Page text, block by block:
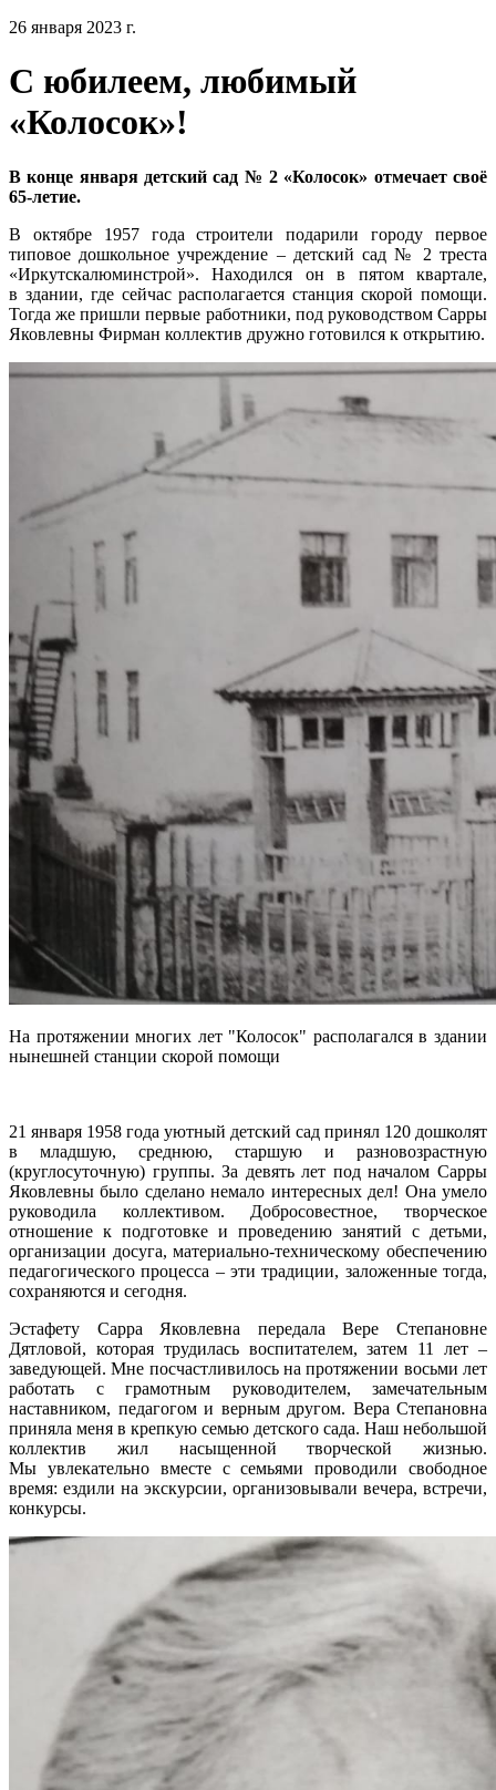
26 января 2023 г.
С юбилеем, любимый
«Колосок»!
В конце января детский сад № 2 «Колосок» отмечает своё
65-летие.
В октябре 1957 года строители подарили городу первое
типовое дошкольное учреждение – детский сад № 2 треста
«Иркутскалюминстрой». Находился он в пятом квартале,
в здании, где сейчас располагается станция скорой помощи.
Тогда же пришли первые работники, под руководством Сарры
Яковлевны Фирман коллектив дружно готовился к открытию.
На протяжении многих лет "Колосок" располагался в здании
нынешней станции скорой помощи
21 января 1958 года уютный детский сад принял 120 дошколят
в младшую, среднюю, старшую и разновозрастную
(круглосуточную) группы. За девять лет под началом Сарры
Яковлевны было сделано немало интересных дел! Она умело
руководила коллективом. Добросовестное, творческое
отношение к подготовке и проведению занятий с детьми,
организации досуга, материально-техническому обеспечению
педагогического процесса – эти традиции, заложенные тогда,
сохраняются и сегодня.
Эстафету Сарра Яковлевна передала Вере Степановне
Дятловой, которая трудилась воспитателем, затем 11 лет –
заведующей. Мне посчастливилось на протяжении восьми лет
работать с грамотным руководителем, замечательным
наставником, педагогом и верным другом. Вера Степановна
приняла меня в крепкую семью детского сада. Наш небольшой
коллектив жил насыщенной творческой жизнью.
Мы увлекательно вместе с семьями проводили свободное
время: ездили на экскурсии, организовывали вечера, встречи,
конкурсы.